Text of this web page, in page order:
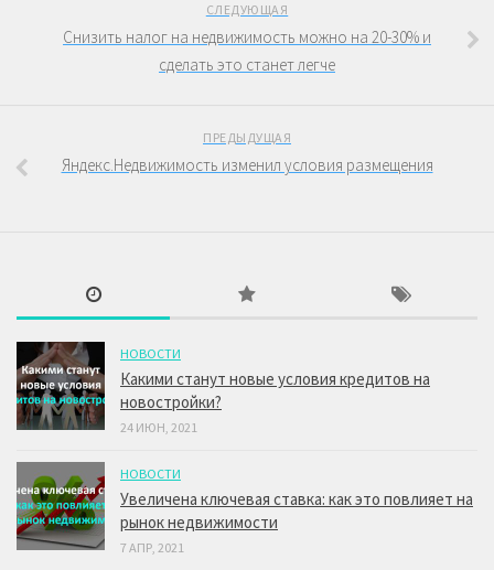
СЛЕДУЮЩАЯ
Снизить налог на недвижимость можно на 20-30% и
сделать это станет легче
ПРЕДЫДУЩАЯ
Яндекс.Недвижимость изменил условия размещения
НОВОСТИ
Какими станут новые условия кредитов на
новостройки?
24 ИЮН, 2021
НОВОСТИ
Увеличена ключевая ставка: как это повлияет на
рынок недвижимости
7 АПР, 2021